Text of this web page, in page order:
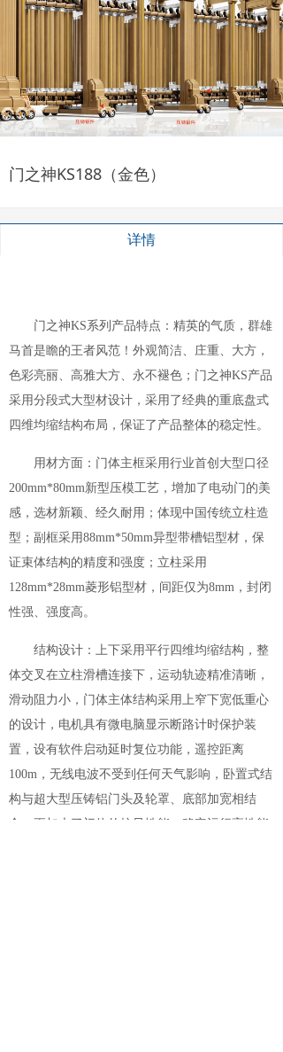
详情
门之神KS系列产品特点：精英的气质，群雄
马首是瞻的王者风范！外观简洁、庄重、大方，
色彩亮丽、高雅大方、永不褪色；门之神KS产品
采用分段式大型材设计，采用了经典的重底盘式
四维均缩结构布局，保证了产品整体的稳定性。
用材方面：门体主框采用行业首创大型口径
200mm*80mm新型压模工艺，增加了电动门的美
感，选材新颖、经久耐用；体现中国传统立柱造
型；副框采用88mm*50mm异型带槽铝型材，保
证束体结构的精度和强度；立柱采用
128mm*28mm菱形铝型材，间距仅为8mm，封闭
性强、强度高。
结构设计：上下采用平行四维均缩结构，整
体交叉在立柱滑槽连接下，运动轨迹精准清晰，
滑动阻力小，门体主体结构采用上窄下宽低重心
的设计，电机具有微电脑显示断路计时保护装
置，设有软件启动延时复位功能，遥控距离
100m，无线电波不受到任何天气影响，卧置式结
构与超大型压铸铝门头及轮罩、底部加宽相结
合，更加大了门体的抗风性能、稳定运行高性能
门之神KS188（金色）